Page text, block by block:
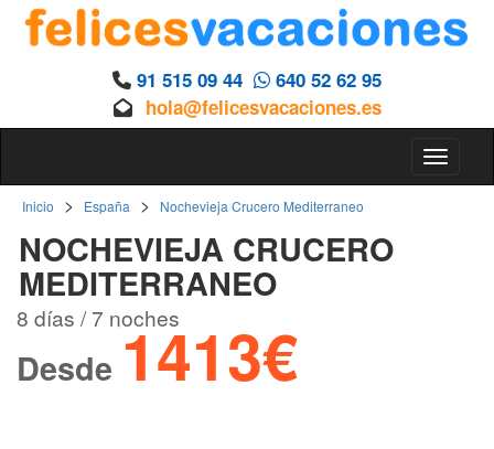
91 515 09 44
640 52 62 95
hola@felicesvacaciones.es
Inicio > España > Nochevieja Crucero Mediterraneo
NOCHEVIEJA CRUCERO
MEDITERRANEO
8 días / 7 noches
Desde 1413€